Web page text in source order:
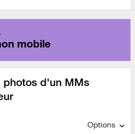
mobile
photos d'un MMs
Options